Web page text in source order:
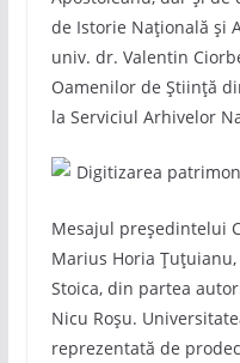
de Istorie Națională și
univ. dr. Valentin
Oamenilor de Știință
la Serviciul Arhivelor
Mesajul președintelui
Marius Horia
Stoica, din partea
Nicu Roșu.
reprezentată de